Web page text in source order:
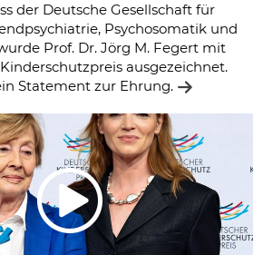
der Deutsche Gesellschaft für
Psychosomatik und
Prof. Dr. Jörg M. Fegert mit
ausgezeichnet.
Statement zur Ehrung.